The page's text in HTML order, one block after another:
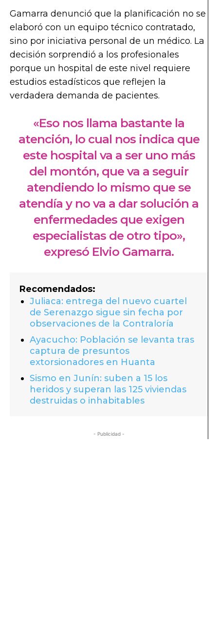
Gamarra denunció que la planificación no se
elaboró con un equipo técnico contratado,
sino por iniciativa personal de un médico. La
decisión sorprendió a los profesionales
porque un hospital de este nivel requiere
estudios estadísticos que reflejen la
verdadera demanda de pacientes.
«Eso nos llama bastante la
atención, lo cual nos indica que
este hospital va a ser uno más
del montón, que va a seguir
atendiendo lo mismo que se
atendía y no va a dar solución a
enfermedades que exigen
especialistas de otro tipo»,
expresó Elvio Gamarra.
Recomendados:
Juliaca: entrega del nuevo cuartel
de Serenazgo sigue sin fecha por
observaciones de la Contraloría
Ayacucho: Población se levanta tras
captura de presuntos
extorsionadores en Huanta
Sismo en Junín: suben a 15 los
heridos y superan las 125 viviendas
destruidas o inhabitables
- Publicidad -